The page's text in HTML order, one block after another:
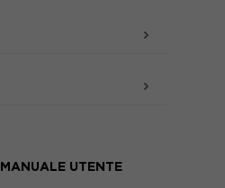
MANUALE UTENTE